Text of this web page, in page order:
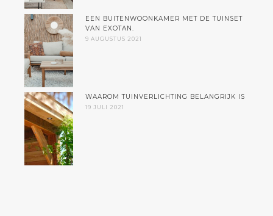
EEN BUITENWOONKAMER MET DE TUINSET
VAN EXOTAN.
9 AUGUSTUS 2021
WAAROM TUINVERLICHTING BELANGRIJK IS
19 JULI 2021